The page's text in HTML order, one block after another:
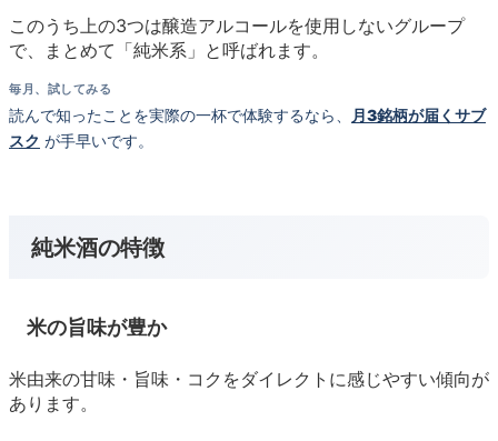
このうち上の3つは醸造アルコールを使用しないグループ
で、まとめて「純米系」と呼ばれます。
毎月、試してみる
読んで知ったことを実際の一杯で体験するなら、
月3銘柄が届くサブ
スク が手早いです。
純米酒の特徴
米の旨味が豊か
米由来の甘味・旨味・コクをダイレクトに感じやすい傾向が
あります。